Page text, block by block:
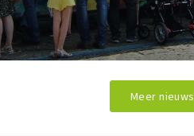
Meer nieuws